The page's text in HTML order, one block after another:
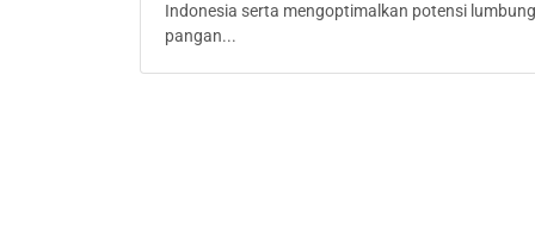
Indonesia serta mengoptimalkan potensi lumbung
pangan...